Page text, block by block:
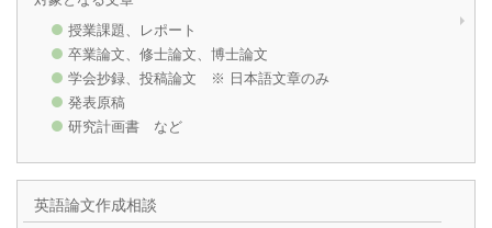
授業課題、レポート
卒業論文、修士論文、博士論文
学会抄録、投稿論文 ※ 日本語文章のみ
発表原稿
研究計画書 など
英語論文作成相談